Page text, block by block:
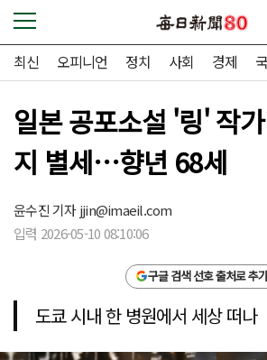
최신 오피니언 정치 사회 경제
일본 공포소설 '링' 작
지 별세…향년 68세
윤수진 기자jjin@imaeil.com
입력 2026-05-10 08:10:06
구글 검색 선호 출처로 추가
도쿄 시내 한 병원에서 세상 떠나